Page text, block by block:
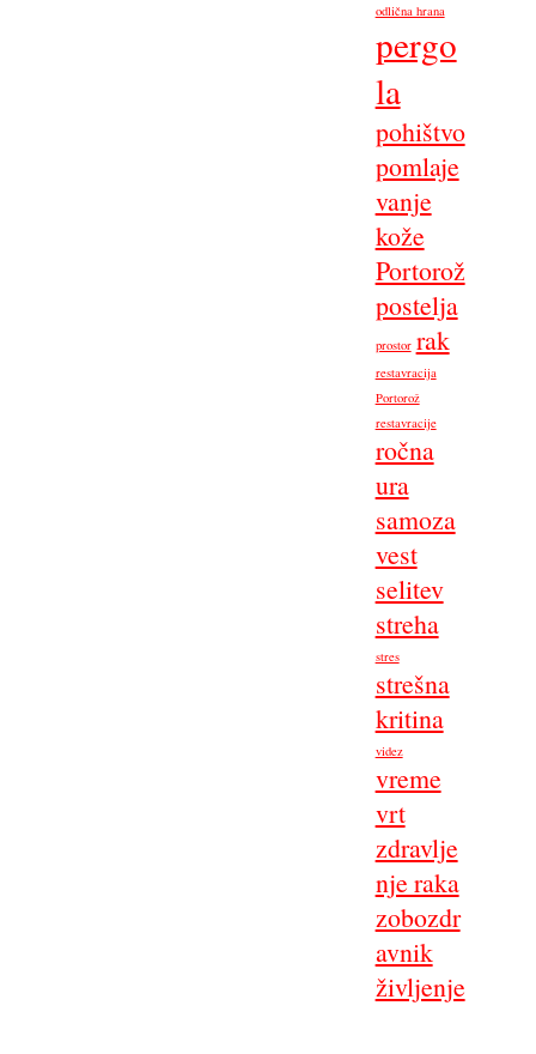
odlična hrana
pergo
la
pohištvo
pomlaje
vanje
kože
Portorož
postelja
prostor rak
restavracija
Portorož
restavracije
ročna
ura
samoza
vest
selitev
streha
stres
strešna
kritina
videz
vreme
vrt
zdravlje
nje raka
zobozdr
avnik
življenje